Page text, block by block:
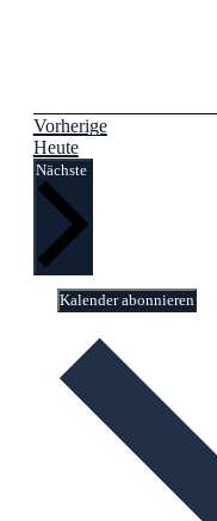
VorherigeVeranstaltungen
Heute
Nächste
Kalender abonnieren